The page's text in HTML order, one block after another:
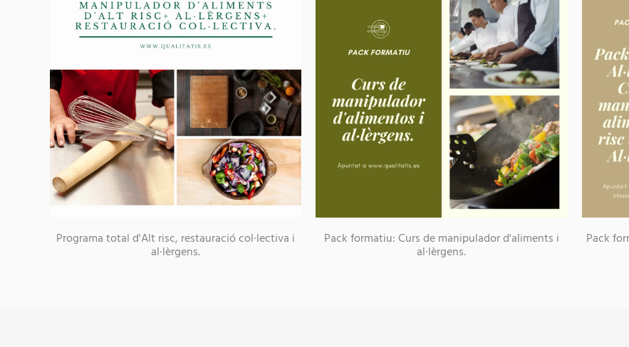
Programa total d'Alt risc, restauració col·lectiva i
al·lèrgens.
Pack formatiu: Curs de manipulador d'aliments i
al·lèrgens.
Pack